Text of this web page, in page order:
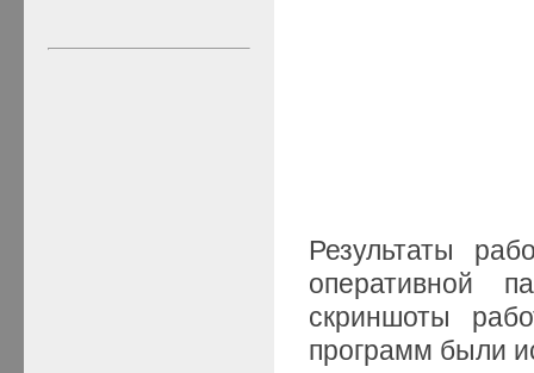
Результаты
оперативной
скриншоты
программ были